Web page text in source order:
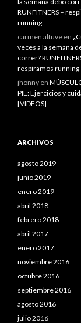
RUNFITNERS –
running
carmen altuve en
veces a la semana
correr?
respiramos running
jhonny en
PIE: Ejercicios y
[VIDEOS]
ARCHIVOS
agosto 2019
junio 2019
enero 2019
abril 2018
febrero 2018
abril 2017
enero 2017
noviembre 2016
octubre 2016
septiembre 2016
agosto 2016
julio 2016